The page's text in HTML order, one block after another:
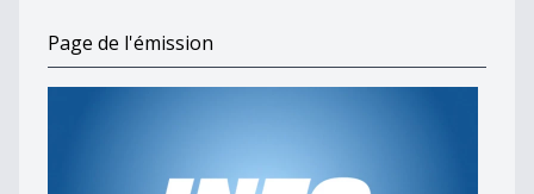
Page de l'émission